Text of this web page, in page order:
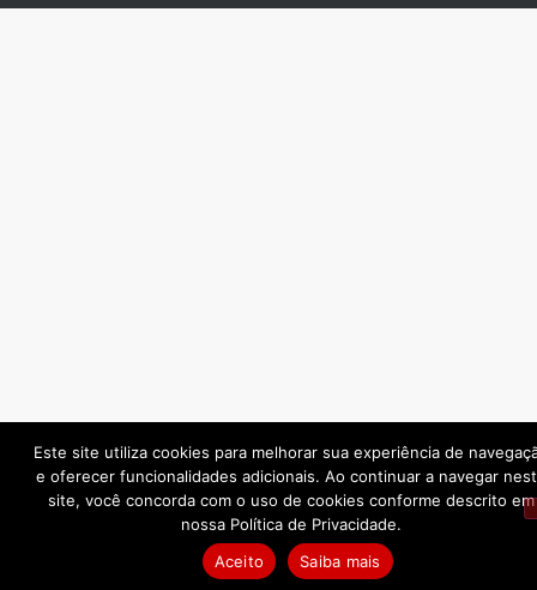
Este site utiliza cookies para melhorar sua experiência de
e oferecer funcionalidades adicionais. Ao continuar a navegar
site, você concorda com o uso de cookies conforme descrito em
nossa Política de Privacidade.
Aceito
Saiba mais